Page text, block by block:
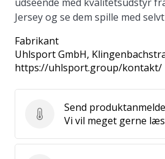
Jersey og se dem spille med
Fabrikant
Uhlsport GmbH,
https://uhlsport.group/kontakt/
Send produktanmeldelse
Send
Vi vil meget gerne